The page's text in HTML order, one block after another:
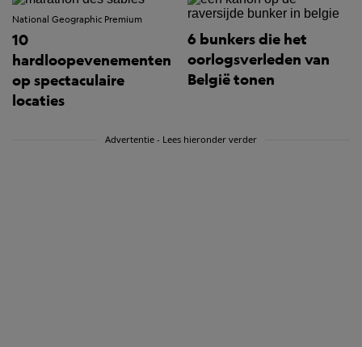
National Geographic Premium
10
hardloopevenementen
op spectaculaire
locaties
6 bunkers die het
oorlogsverleden van
België tonen
Advertentie - Lees hieronder verder